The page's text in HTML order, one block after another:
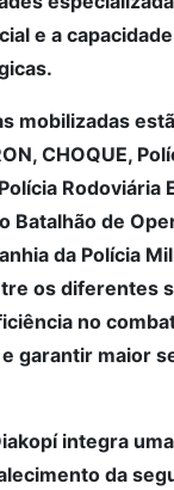
e a
mobilizadas
CHOQUE,
Rodoviária
Batalhão de
da Polícia
os diferentes
no
garantir maior
integra
da